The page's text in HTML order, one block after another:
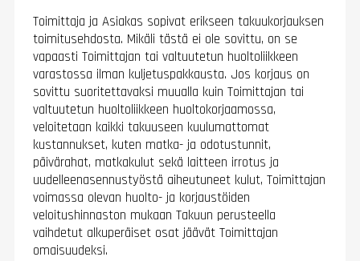
Toimittaja ja Asiakas sopivat erikseen takuukorjauksen
toimitusehdosta. Mikäli tästä ei ole sovittu, on se
vapaasti Toimittajan tai valtuutetun huoltoliikkeen
varastossa ilman kuljetuspakkausta. Jos korjaus on
sovittu suoritettavaksi muualla kuin Toimittajan tai
valtuutetun huoltoliikkeen huoltokorjaamossa,
veloitetaan kaikki takuuseen kuulumattomat
kustannukset, kuten matka- ja odotustunnit,
päivärahat, matkakulut sekä laitteen irrotus ja
uudelleenasennustyöstä aiheutuneet kulut, Toimittajan
voimassa olevan huolto- ja korjaustöiden
veloitushinnaston mukaan Takuun perusteella
vaihdetut alkuperäiset osat jäävät Toimittajan
omaisuudeksi.